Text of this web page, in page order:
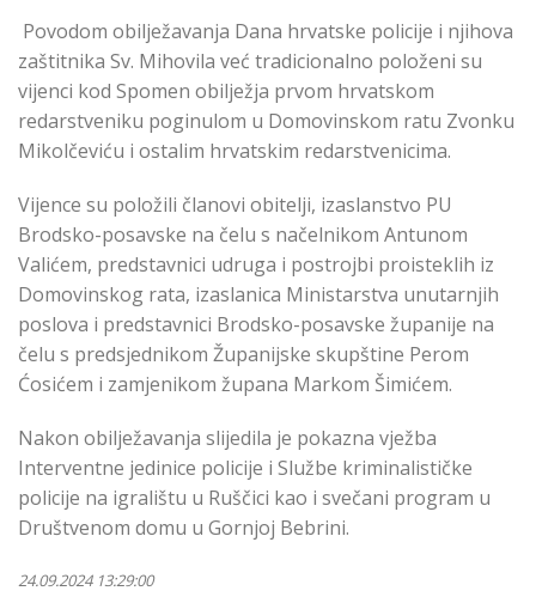
Povodom obilježavanja Dana hrvatske policije i njihova
zaštitnika Sv. Mihovila već tradicionalno položeni su
vijenci kod Spomen obilježja prvom hrvatskom
redarstveniku poginulom u Domovinskom ratu Zvonku
Mikolčeviću i ostalim hrvatskim redarstvenicima.
Vijence su položili članovi obitelji, izaslanstvo PU
Brodsko-posavske na čelu s načelnikom Antunom
Valićem, predstavnici udruga i postrojbi proisteklih iz
Domovinskog rata, izaslanica Ministarstva unutarnjih
poslova i predstavnici Brodsko-posavske županije na
čelu s predsjednikom Županijske skupštine Perom
Ćosićem i zamjenikom župana Markom Šimićem.
Nakon obilježavanja slijedila je pokazna vježba
Interventne jedinice policije i Službe kriminalističke
policije na igralištu u Ruščici kao i svečani program u
Društvenom domu u Gornjoj Bebrini.
24.09.2024 13:29:00